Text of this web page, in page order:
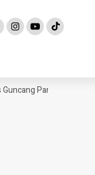
Pangandaran,